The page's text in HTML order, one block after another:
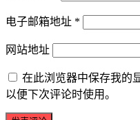
电子邮箱地址 *
网站地址
在此浏览器中保存我的
以便下次评论时使用。